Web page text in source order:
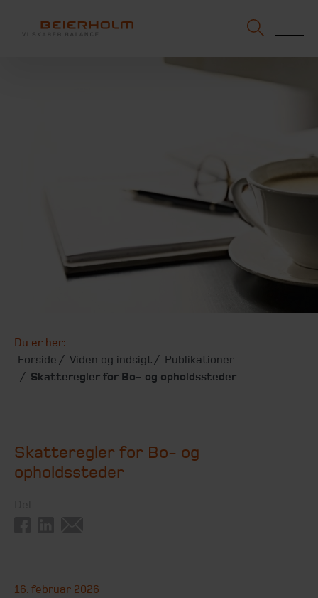
Du er her:
Forside
Viden og indsigt
Publikationer
Skatteregler for Bo- og opholdssteder
Skatteregler for Bo- og
opholdssteder
16. februar 2026